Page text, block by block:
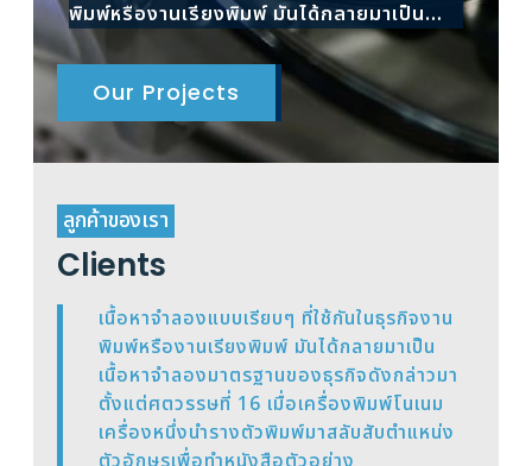
พิมพ์หรืองานเรียงพิมพ์ มันได้กลายมาเป็น
เนื้อหาจำลองมาตรฐาน
Our Projects
ลูกค้าของเรา
Clients
เนื้อหาจำลองแบบเรียบๆ ที่ใช้กันในธุรกิจงาน
พิมพ์หรืองานเรียงพิมพ์ มันได้กลายมาเป็น
เนื้อหาจำลองมาตรฐานของธุรกิจดังกล่าวมา
ตั้งแต่ศตวรรษที่ 16 เมื่อเครื่องพิมพ์โนเนม
เครื่องหนึ่งนำรางตัวพิมพ์มาสลับสับตำแหน่ง